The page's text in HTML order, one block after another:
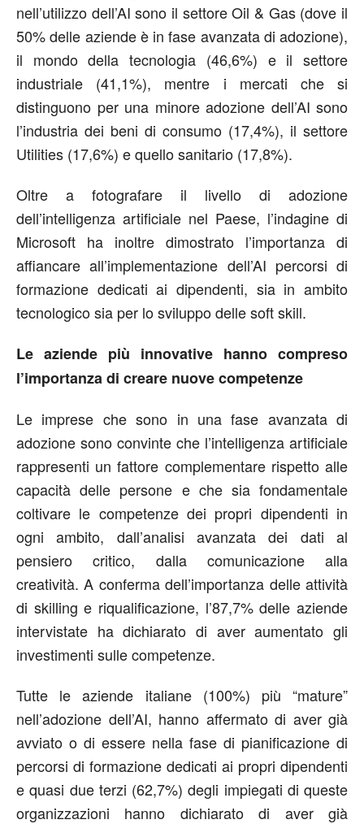
nell’utilizzo dell’AI sono il settore Oil & Gas (dove il
50% delle aziende è in fase avanzata di adozione),
il mondo della tecnologia (46,6%) e il settore
industriale (41,1%), mentre i mercati che si
distinguono per una minore adozione dell’AI sono
l’industria dei beni di consumo (17,4%), il settore
Utilities (17,6%) e quello sanitario (17,8%).
Oltre a fotografare il livello di adozione
dell’intelligenza artificiale nel Paese, l’indagine di
Microsoft ha inoltre dimostrato l’importanza di
affiancare all’implementazione dell’AI percorsi di
formazione dedicati ai dipendenti, sia in ambito
tecnologico sia per lo sviluppo delle soft skill.
Le aziende più innovative hanno compreso
l’importanza di creare nuove competenze
Le imprese che sono in una fase avanzata di
adozione sono convinte che l’intelligenza artificiale
rappresenti un fattore complementare rispetto alle
capacità delle persone e che sia fondamentale
coltivare le competenze dei propri dipendenti in
ogni ambito, dall’analisi avanzata dei dati al
pensiero critico, dalla comunicazione alla
creatività. A conferma dell’importanza delle attività
di skilling e riqualificazione, l’87,7% delle aziende
intervistate ha dichiarato di aver aumentato gli
investimenti sulle competenze.
Tutte le aziende italiane (100%) più “mature”
nell’adozione dell’AI, hanno affermato di aver già
avviato o di essere nella fase di pianificazione di
percorsi di formazione dedicati ai propri dipendenti
e quasi due terzi (62,7%) degli impiegati di queste
organizzazioni hanno dichiarato di aver già